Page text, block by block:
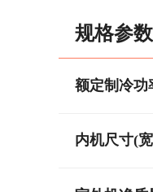
规格参数
额定制冷功
内机尺寸(